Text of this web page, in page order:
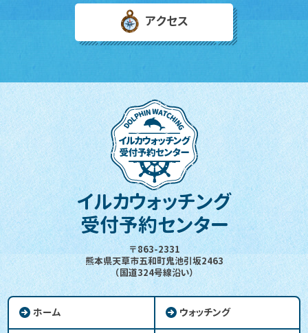
アクセス
イルカウォッチング
受付予約センター
〒863-2331
熊本県天草市五和町鬼池引坂2463
（国道324号線沿い）
ホーム ウォッチング